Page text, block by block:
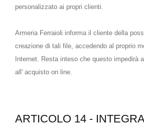
personalizzato ai propri clienti.
Armeria Ferraioli informa il cliente della
creazione di tali file, accedendo al proprio
Internet. Resta inteso che questo impedirà
all' acquisto on line.
ARTICOLO 14 -